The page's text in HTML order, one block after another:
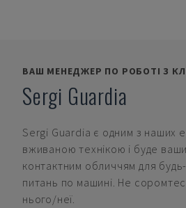
ВАШ МЕНЕДЖЕР ПО РОБОТІ З
Sergi Guardia
Sergi Guardia є одним з наших
вживаною технікою і буде
контактним обличчям для
питань по машині. Не
нього/неї.